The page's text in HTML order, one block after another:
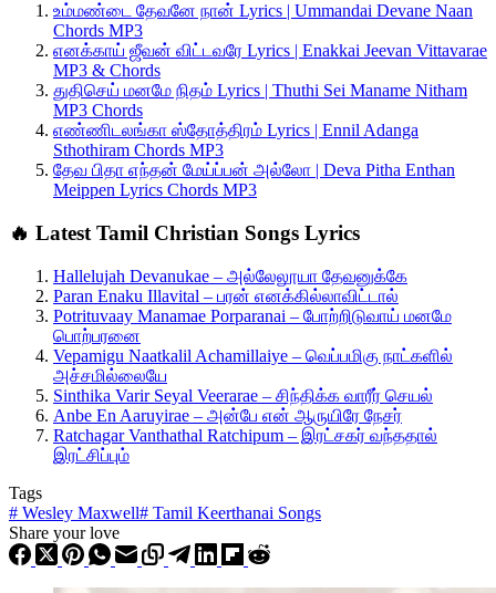
உம்மண்டை தேவனே நான் Lyrics | Ummandai Devane Naan
Chords MP3
எனக்காய் ஜீவன் விட்டவரே Lyrics | Enakkai Jeevan Vittavarae
MP3 & Chords
துதிசெய் மனமே நிதம் Lyrics | Thuthi Sei Maname Nitham
MP3 Chords
எண்ணிடலங்கா ஸ்தோத்திரம் Lyrics | Ennil Adanga
Sthothiram Chords MP3
தேவ பிதா எந்தன் மேய்ப்பன் அல்லோ | Deva Pitha Enthan
Meippen Lyrics Chords MP3
🔥 Latest Tamil Christian Songs Lyrics
Hallelujah Devanukae – அல்லேலூயா தேவனுக்கே
Paran Enaku Illavital – பரன் எனக்கில்லாவிட்டால்
Potrituvaay Manamae Porparanai – போற்றிடுவாய் மனமே
பொற்பரனை
Vepamigu Naatkalil Achamillaiye – வெப்பமிகு நாட்களில்
அச்சமில்லையே
Sinthika Varir Seyal Veerarae – சிந்திக்க வாரீர் செயல்
Anbe En Aaruyirae – அன்பே என் ஆருயிரே நேசர்
Ratchagar Vanthathal Ratchipum – இரட்சகர் வந்ததால்
இரட்சிப்பும்
Tags
# Wesley Maxwell# Tamil Keerthanai Songs
Share your love